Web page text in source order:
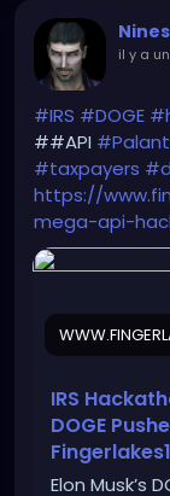
il y a
#IRS #DOGE
##API
#taxpayers
https://
mega-api-
IRS
DOGE
Elon Musk’s